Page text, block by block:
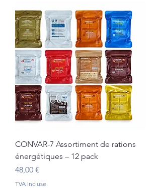
CONVAR-7 Assortiment de rations
énergétiques – 12 pack
Prix
48,00 €
TVA Incluse